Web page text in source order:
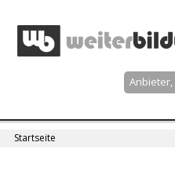
navigation
Suche
Startseite